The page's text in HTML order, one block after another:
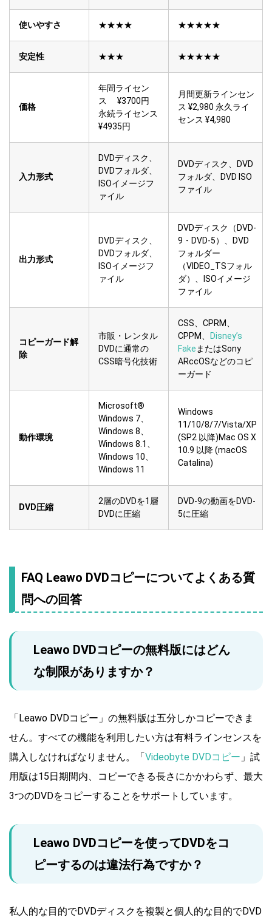
使いやすさ ★★★★ ★★★★★
安定性 ★★★ ★★★★★
価格
年間ライセン
ス ¥3700円
永続ライセンス
¥4935円
月間更新ラインセン
ス ¥2,980 永久ライ
センス ¥4,980
入力形式
DVDディスク、
DVDフォルダ、
ISOイメージフ
ァイル
DVDディスク、DVD
フォルダ、DVD ISO
ファイル
出力形式
DVDディスク、
DVDフォルダ、
ISOイメージフ
ァイル
DVDディスク（DVD-
9・DVD-5）、DVD
フォルダー
（VIDEO_TSフォル
ダ）、ISOイメージ
ファイル
コピーガード解
除
市販・レンタル
DVDに通常の
CSS暗号化技術
CSS、CPRM、
CPPM、
Disney’s
FakeまたはSony
ARccOSなどのコピ
ーガード
動作環境
Microsoft®
Windows 7、
Windows 8、
Windows 8.1、
Windows 10、
Windows 11
Windows
11/10/8/7/Vista/XP
(SP2 以降)Mac OS X
10.9 以降 (macOS
Catalina)
DVD圧縮
2層のDVDを1層
DVDに圧縮
DVD-9の動画をDVD-
5に圧縮
FAQ Leawo DVDコピーについてよくある質
問への回答
Leawo DVDコピーの無料版にはどん
な制限がありますか？
「Leawo DVDコピー」の無料版は五分しかコピーできま
せん。すべての機能を利用したい方は有料ラインセンスを
購入しなければなりません。「 Videobyte DVDコピー 」試
用版は15日期間内、コピーできる長さにかかわらず、最大
3つのDVDをコピーすることをサポートしています。
Leawo DVDコピーを使ってDVDをコ
ピーするのは違法行為ですか？
私人的な目的でDVDディスクを複製と個人的な目的でDVD